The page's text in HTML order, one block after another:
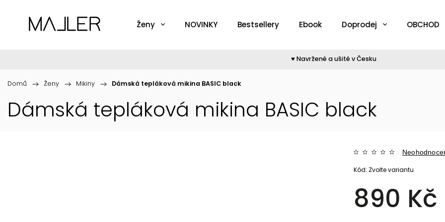
Ženy NOVINKY Bestsellery Ebook Doprodej OBCHOD
♥︎ Navržené a ušité v Česku
Domů / Ženy / Mikiny / Dámská tepláková mikina BASIC black
Dámská tepláková mikina BASIC black
890 Kč
Kód: Zvolte variantu